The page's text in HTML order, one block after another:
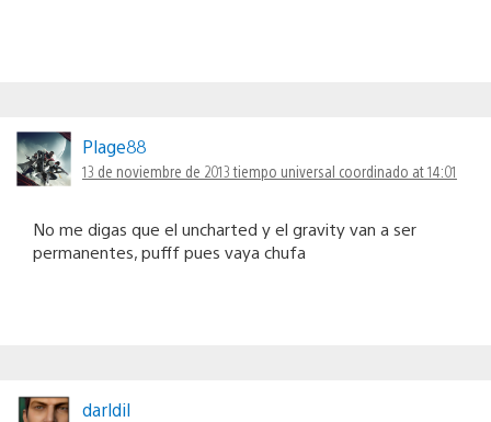
Plage88
13 de noviembre de 2013 tiempo universal coordinado at 14:01
No me digas que el uncharted y el gravity van a ser
permanentes, pufff pues vaya chufa
darldil